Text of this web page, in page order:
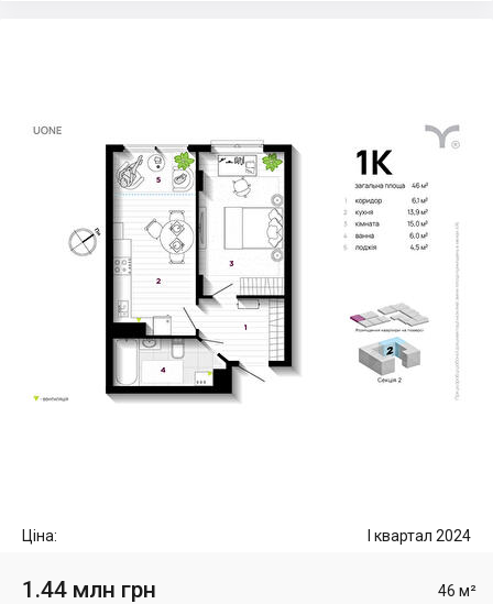
Ціна: I квартал 2024
1.44 млн грн 46 м²